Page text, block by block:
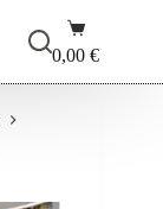
Carrello
0,00€